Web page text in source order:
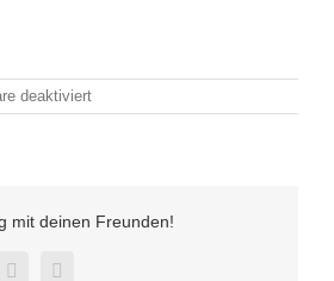
deaktiviertfür
Schadstoffsammlung
mit deinen Freunden!
Pinterest